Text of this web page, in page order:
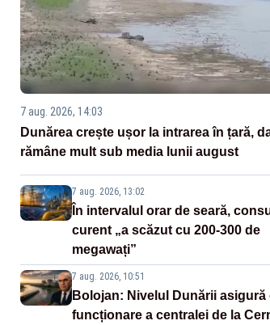
7 aug. 2026, 14:03
Dunărea crește ușor la intrarea în țară,
rămâne mult sub media lunii august
7 aug. 2026, 13:02
În intervalul orar de seară,
curent „a scăzut cu 200-300 de
megawați”
7 aug. 2026, 10:51
Bolojan: Nivelul Dunării asigură
funcționare a centralei de la